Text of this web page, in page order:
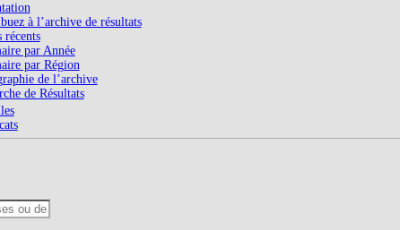
à l’archive de résultats
récents
par Année
par Région
de l’archive
de Résultats